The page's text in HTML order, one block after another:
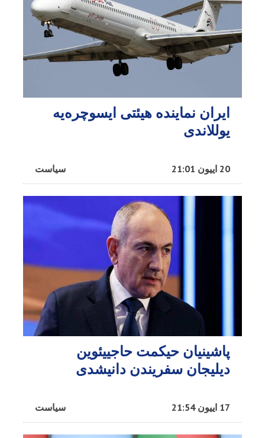
ایران نماینده هیئتی ایسوچره‌یه
یوللاندی
سیاست 20 اییون 21:01
پاشینیان حیکمت حاجییئوین
دیلیجان سفریندن دانیشدی
سیاست 17 اییون 21:54